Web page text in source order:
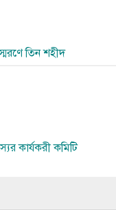
তিন শহীদ
কার্যকরী কমিটি